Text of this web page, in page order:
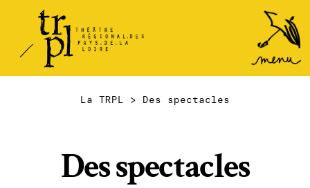
TRPL -
Théâtre
Régional
des Pays
Accéder
au
menu
La TRPL > Des spectacles
Des spectacles